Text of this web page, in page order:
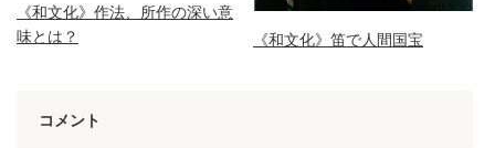
《和文化》作法、所作の深い意
味とは？
《和文化》笛で人間国宝
コメント